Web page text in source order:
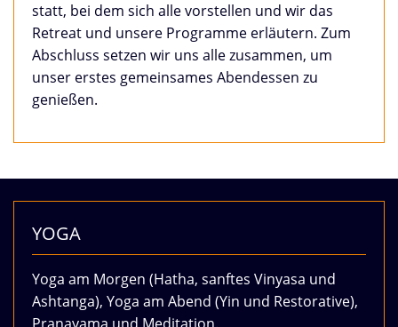
statt, bei dem sich alle vorstellen und wir das
Retreat und unsere Programme erläutern. Zum
Abschluss setzen wir uns alle zusammen, um
unser erstes gemeinsames Abendessen zu
genießen.
YOGA
Yoga am Morgen (Hatha, sanftes Vinyasa und
Ashtanga), Yoga am Abend (Yin und Restorative),